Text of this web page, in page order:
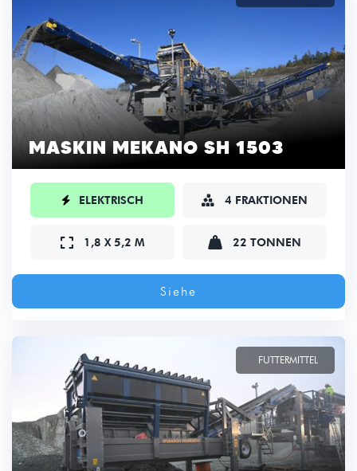
MASKIN MEKANO SH 1503
 ELEKTRISCH  4 FRAKTIONEN
 1,8 X 5,2 M  22 TONNEN
Siehe
FUTTERMITTEL